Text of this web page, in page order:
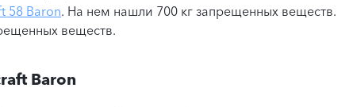
58 Baron. На нем нашли 700 кг запрещенных веществ.
веществ.
Baron